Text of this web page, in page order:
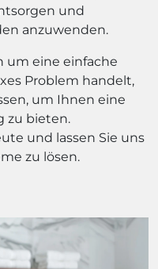
und
anzuwenden.
um eine einfache
Problem handelt,
um Ihnen eine
zu bieten.
und lassen Sie uns
zu lösen.